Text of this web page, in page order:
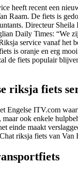
heeft recent een
Raam. De fiets is
Directeur Sheila
Daily Times: “We
service vanaf het
is oranje en erg
de fiets populair
riksja fiets
Engelse ITV.com
ook enkele
einde maakt
riksja fiets van Van